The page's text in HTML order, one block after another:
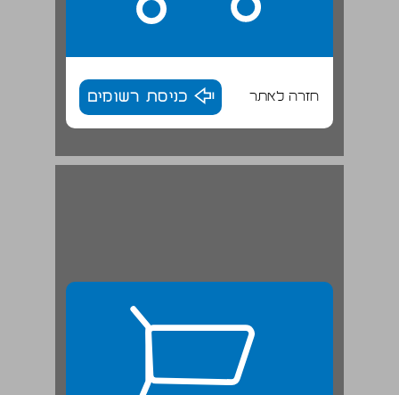
חזרה לאתר כניסת רשומים